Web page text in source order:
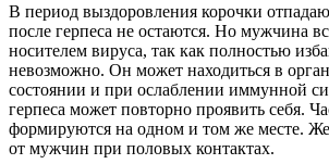
В период выздоровления корочки
после герпеса не остаются. Но мужчина
носителем вируса, так как полностью
невозможно. Он может находиться в
состоянии и при ослаблении иммунной
герпеса может повторно проявить себя.
формируются на одном и том же месте.
от мужчин при половых контактах.